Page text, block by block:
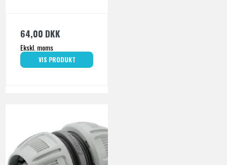
64,00 DKK
Ekskl. moms
VIS PRODUKT